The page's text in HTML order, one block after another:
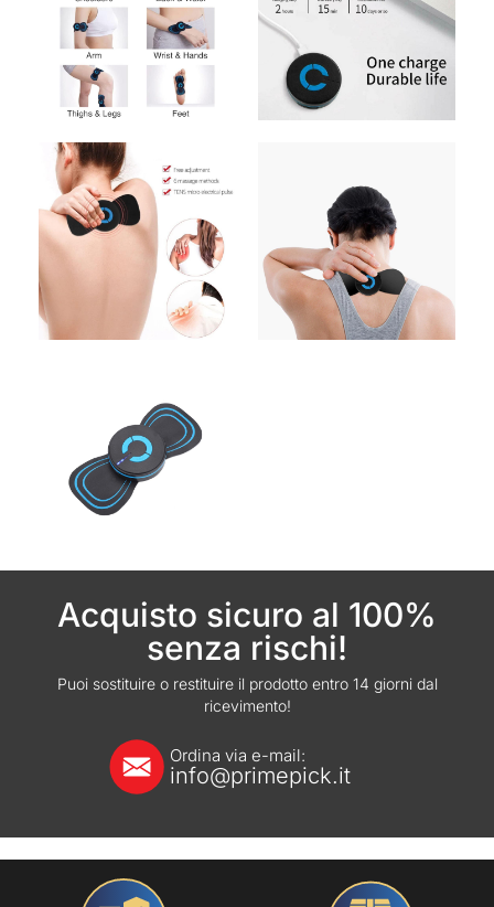
Acquisto sicuro al 100%
senza rischi!
Puoi sostituire o restituire il prodotto entro 14 giorni dal
ricevimento!
Ordina via e-mail:
info@primepick.it